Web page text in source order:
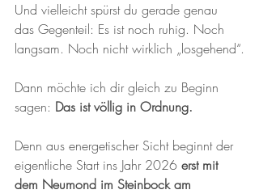
Und vielleicht spürst du gerade genau
das Gegenteil: Es ist noch ruhig. Noch
langsam. Noch nicht wirklich „losgehend“.
Dann möchte ich dir gleich zu Beginn
sagen: Das ist völlig in Ordnung.
Denn aus energetischer Sicht beginnt der
eigentliche Start ins Jahr 2026 erst mit
dem Neumond im Steinbock am